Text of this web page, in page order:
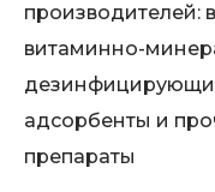
производителей:
витаминно-
адсорбенты и
препараты